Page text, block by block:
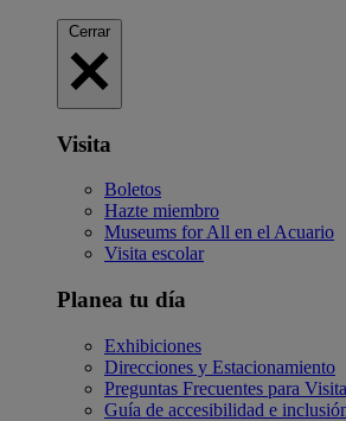
Cerrar
Visita
Boletos
Hazte miembro
Museums for All en el Acuario
Visita escolar
Planea tu día
Exhibiciones
Direcciones y Estacionamiento
Preguntas Frecuentes para
Guía de accesibilidad e